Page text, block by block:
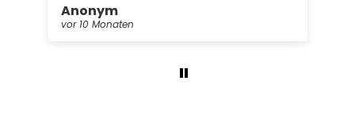
Anonym
vor 10 Monaten